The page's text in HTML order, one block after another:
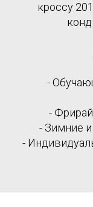
кроссу
-
-
- Зимние
-